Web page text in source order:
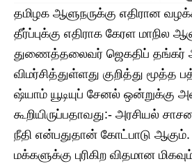
தமிழக ஆளுநருக்கு எதிரான
தீர்ப்புக்கு எதிராக கேரள மாநில
துணைத்தலைவர் ஜெகதிப் தங்கர்
விமர்சித்துள்ளது குறித்து மூத்த
ஷ்யாம் யூடியுப் சேனல் ஒன்றுக்கு
கூறியிருப்பதாவது:- அரசியல்
நீதி என்பதுதான் கோட்பாடு
மக்களுக்கு புரிகிற விதமான